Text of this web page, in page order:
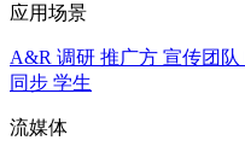
应用场景
A&R 调研 推广方 宣传团队
同步 学生
流媒体